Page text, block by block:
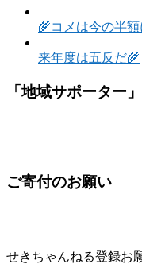
🌾コメは今の半額
来年度は五反だ🌾
「地域サポーター
ご寄付のお願い
せきちゃんねる登録お